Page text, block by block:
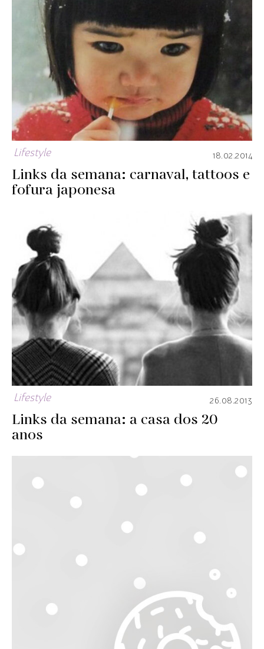
Lifestyle 18.02.2014
Links da semana: carnaval, tattoos e
fofura japonesa
Lifestyle 26.08.2013
Links da semana: a casa dos 20
anos